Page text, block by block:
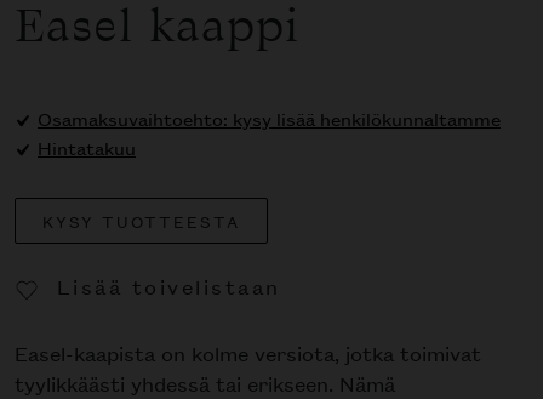
Easel kaappi
Osamaksuvaihtoehto: kysy lisää henkilökunnaltamme
Hintatakuu
KYSY TUOTTEESTA
Lisää toivelistaan
Easel-kaapista on kolme versiota, jotka toimivat
tyylikkäästi yhdessä tai erikseen. Nämä